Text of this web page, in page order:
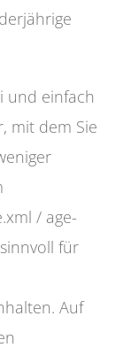
und einfach
mit dem Sie
/ age-
für
Auf